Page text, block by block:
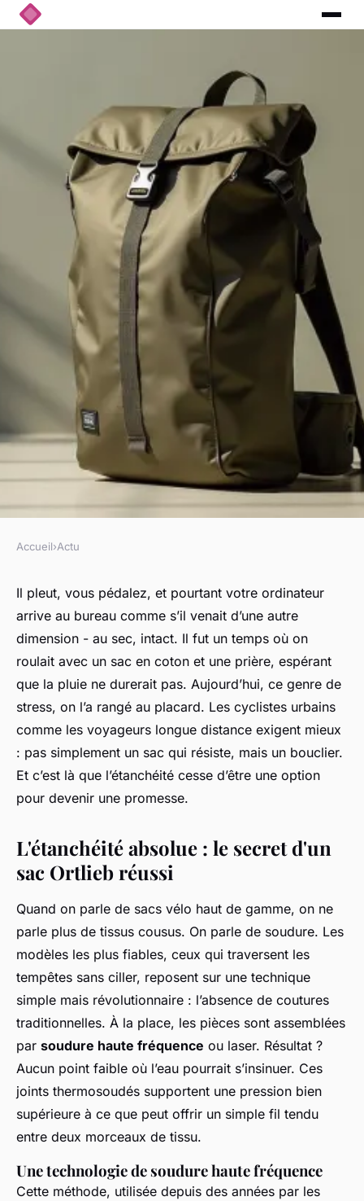
Choisissez un sac Ortlieb pour
une protection inégalée
Viviana •10/05/2026 17:39•8 min de lecture
Accueil›Actu
Il pleut, vous pédalez, et pourtant votre ordinateur
arrive au bureau comme s’il venait d’une autre
dimension - au sec, intact. Il fut un temps où on
roulait avec un sac en coton et une prière, espérant
que la pluie ne durerait pas. Aujourd’hui, ce genre de
stress, on l’a rangé au placard. Les cyclistes urbains
comme les voyageurs longue distance exigent mieux
: pas simplement un sac qui résiste, mais un bouclier.
Et c’est là que l’étanchéité cesse d’être une option
pour devenir une promesse.
L'étanchéité absolue : le secret d'un
sac Ortlieb réussi
Quand on parle de sacs vélo haut de gamme, on ne
parle plus de tissus cousus. On parle de soudure. Les
modèles les plus fiables, ceux qui traversent les
tempêtes sans ciller, reposent sur une technique
simple mais révolutionnaire : l’absence de coutures
traditionnelles. À la place, les pièces sont assemblées
par soudure haute fréquence ou laser. Résultat ?
Aucun point faible où l’eau pourrait s’insinuer. Ces
joints thermosoudés supportent une pression bien
supérieure à ce que peut offrir un simple fil tendu
entre deux morceaux de tissu.
Une technologie de soudure haute fréquence
Cette méthode, utilisée depuis des années par les